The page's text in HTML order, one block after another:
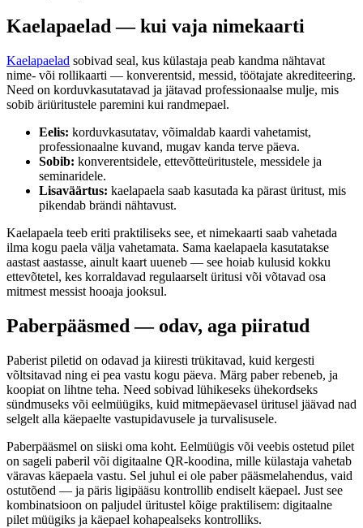
Kaelapaelad — kui vaja nimekaarti
Kaelapaelad sobivad seal, kus külastaja peab kandma nähtavat
nime- või rollikaarti — konverentsid, messid, töötajate akrediteering.
Need on korduvkasutatavad ja jätavad professionaalse mulje, mis
sobib äriüritustele paremini kui randmepael.
Eelis: korduvkasutatav, võimaldab kaardi vahetamist,
professionaalne kuvand, mugav kanda terve päeva.
Sobib: konverentsidele, ettevõtteüritustele, messidele ja
seminaridele.
Lisaväärtus: kaelapaela saab kasutada ka pärast üritust, mis
pikendab brändi nähtavust.
Kaelapaela teeb eriti praktiliseks see, et nimekaarti saab vahetada
ilma kogu paela välja vahetamata. Sama kaelapaela kasutatakse
aastast aastasse, ainult kaart uueneb — see hoiab kulusid kokku
ettevõtetel, kes korraldavad regulaarselt üritusi või võtavad osa
mitmest messist hooaja jooksul.
Paberpääsmed — odav, aga piiratud
Paberist piletid on odavad ja kiiresti trükitavad, kuid kergesti
võltsitavad ning ei pea vastu kogu päeva. Märg paber rebeneb, ja
koopiat on lihtne teha. Need sobivad lühikeseks ühekordseks
sündmuseks või eelmüügiks, kuid mitmepäevasel üritusel jäävad nad
selgelt alla käepaelte vastupidavusele ja turvalisusele.
Paberpääsmel on siiski oma koht. Eelmüügis või veebis ostetud pilet
on sageli paberil või digitaalne QR-koodina, mille külastaja vahetab
väravas käepaela vastu. Sel juhul ei ole paber pääsmelahendus, vaid
ostutõend — ja päris ligipääsu kontrollib endiselt käepael. Just see
kombinatsioon on paljudel üritustel kõige praktilisem: digitaalne
pilet müügiks ja käepael kohapealseks kontrolliks.